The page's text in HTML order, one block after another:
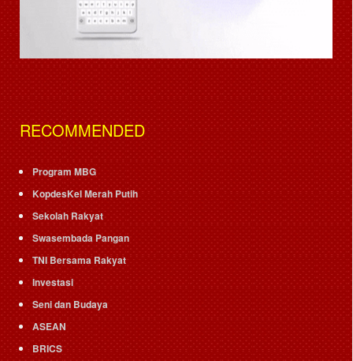
RECOMMENDED
Program MBG
KopdesKel Merah Putih
Sekolah Rakyat
Swasembada Pangan
TNI Bersama Rakyat
Investasi
Seni dan Budaya
ASEAN
BRICS